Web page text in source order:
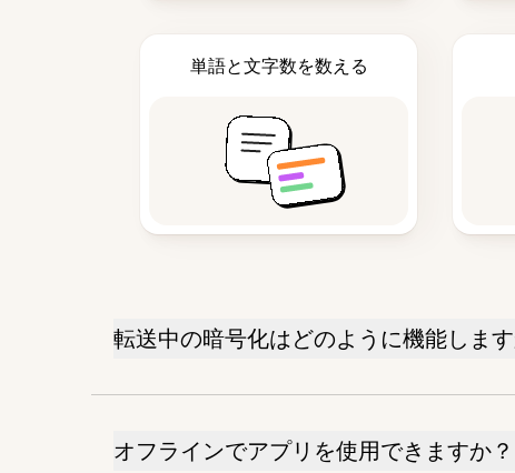
単語と文字数を数える
転送中の暗号化はどのように機能します
オフラインでアプリを使用できますか？